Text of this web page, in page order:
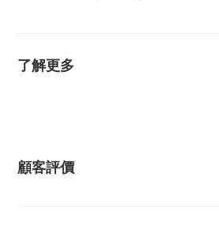
了解更多
顧客評價